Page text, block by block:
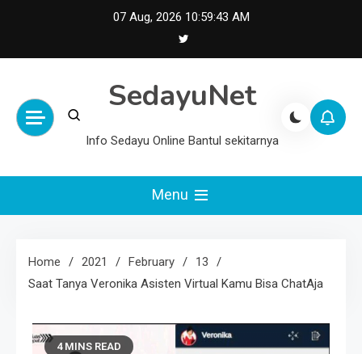
07 Aug, 2026 10:59:44 AM
SedayuNet
Info Sedayu Online Bantul sekitarnya
Menu
Home 2021 February
13
Saat Tanya Veronika Asisten Virtual Kamu Bisa ChatAja
4 MINS READ